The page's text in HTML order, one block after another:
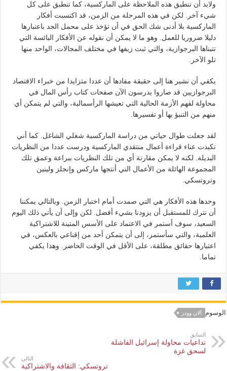
ولابد أن تنطبق هذه الملاحظة على الماركسية، كما تنطبق على كل
شيء آخر. لكن في هذه المرحلة من الزمن، قد اكتسبت أفكار
الماركسية بلا أدنى شك الحق في أن تؤخذ على محمل الجد باعتبارها
دليلا ضروريا للعمل. وهو ما لا يمكن أن نقوله عن الأفكار البائسة التي
تتبناها البرجوازية، والتي ثبت زيفها في مختلف المجالات، الواحد منها
تلو الآخر.
يكفي أن نشير هنا إلى حقيقة مفادها أن عددا متزايدا من خبراء الاقتصاد
البرجوازيين قد صاروا يدرسون الآن صفحات كتاب رأس المال في
محاولة لفهم الأزمة الحالية التي تعيشها الرأسمالية، والتي لم يتمكن أي
منهم من التنبؤ بها أو تفسيرها.
لقد جعلت طوال حياتي من دراسة الماركسية شغلي الشاغل. كما أني
تكبدت عناء قراءة أعمال منتقدي الماركسية ودرست عددا من النظريات
البديلة. لكنه لا يمكن مقارنة أي من تلك النظريات ببراعة وعمق تلك
المجموعة الهائلة من الأعمال التي أنتجها ماركس وإنجلز ولينين
وتروتسكي.
وحدها هذه الأفكار هي التي صمدت أمام اختبار الزمن. وبالتالي يمكننا
أن نترك للمستقبل أن يزودنا بشيء أفضل. لكن وإلى أن يأتي ذلك اليوم
السعيد، سوف أستمر في الاعتماد على الأسس المتينة للاشتراكية
العلمية، والتي سأستمر، إلى أن يتمكن أحد من إقناعي بالعكس، في
اعتبارها حقائق مطلقة، على الأقل في الوقت الحاضر. وهذا يكفي
تماما.
الوسوم آلان وودز
السابق
تداعيات محاولة إسرائيل الفاشلة
لسحق غزة
التالي
تروتسكي: الثقافة والاشتراكية